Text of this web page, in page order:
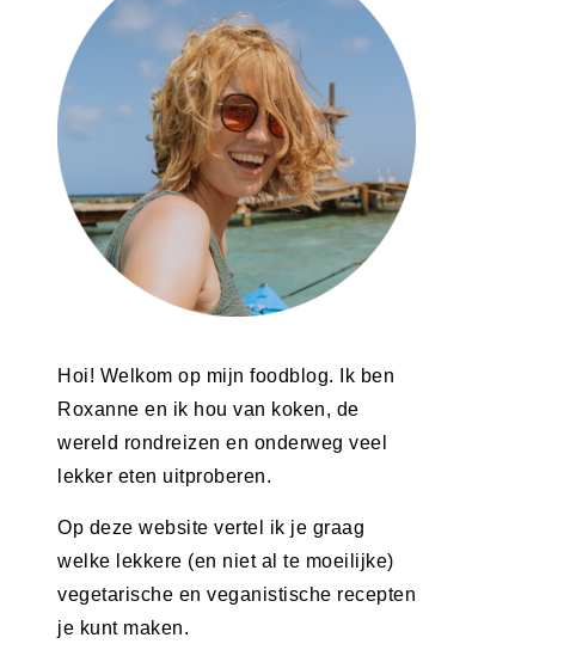
Hoi! Welkom op mijn foodblog. Ik ben
Roxanne en ik hou van koken, de
wereld rondreizen en onderweg veel
lekker eten uitproberen.
Op deze website vertel ik je graag
welke lekkere (en niet al te moeilijke)
vegetarische en veganistische recepten
je kunt maken.